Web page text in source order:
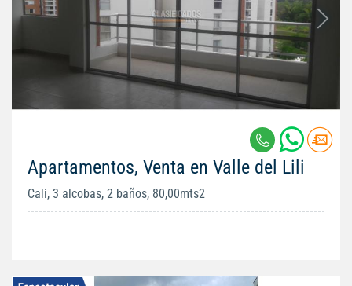
Apartamentos, Venta en Valle del Lili
Cali, 3 alcobas, 2 baños, 80,00mts2